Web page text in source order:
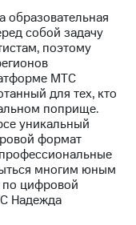
собой задачу
поэтому
МТС
для тех, кто
поприще.
уникальный
формат
многим юным
по цифровой
Надежда